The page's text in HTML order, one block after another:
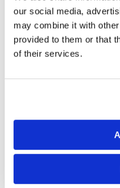
our social media,
may combine it with
provided to them or that
of their services.
Real Time
Swego czasu
potrafi być niezwykle